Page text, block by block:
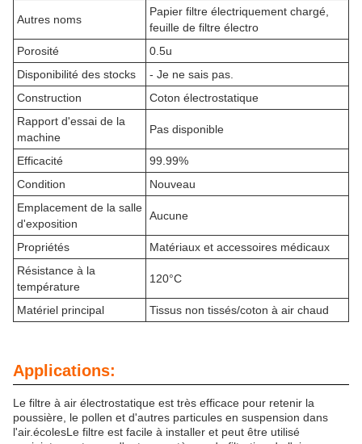
Autres noms
Papier filtre électriquement chargé,
feuille de filtre électro
Porosité
0.5u
Disponibilité des stocks
- Je ne sais pas.
Construction
Coton électrostatique
Rapport d'essai de la
machine
Pas disponible
Efficacité
99.99%
Condition
Nouveau
Emplacement de la salle
d'exposition
Aucune
Propriétés
Matériaux et accessoires médicaux
Résistance à la
température
120°C
Matériel principal Tissus non tissés/coton à air chaud
Applications:
Le filtre à air électrostatique est très efficace pour retenir la
poussière, le pollen et d'autres particules en suspension dans
l'air.écolesLe filtre est facile à installer et peut être utilisé